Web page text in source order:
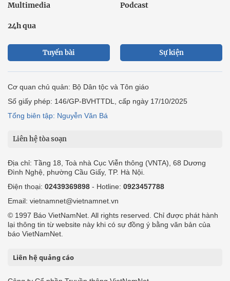
Multimedia Podcast
24h qua
Tuyến bài Sự kiện
Cơ quan chủ quản: Bộ Dân tộc và Tôn giáo
Số giấy phép: 146/GP-BVHTTDL, cấp ngày 17/10/2025
Tổng biên tập: Nguyễn Văn Bá
Liên hệ tòa soạn
Địa chỉ: Tầng 18, Toà nhà Cục Viễn thông (VNTA), 68 Dương
Đình Nghệ, phường Cầu Giấy, TP. Hà Nội.
Điện thoại: 02439369898 - Hotline: 0923457788
Email: vietnamnet@vietnamnet.vn
© 1997 Báo VietNamNet. All rights reserved. Chỉ được phát hành
lại thông tin từ website này khi có sự đồng ý bằng văn bản của
báo VietNamNet.
Liên hệ quảng cáo